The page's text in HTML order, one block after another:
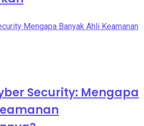
Security: Mengapa